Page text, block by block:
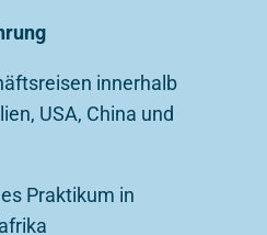
innerhalb
USA, China und
Praktikum in